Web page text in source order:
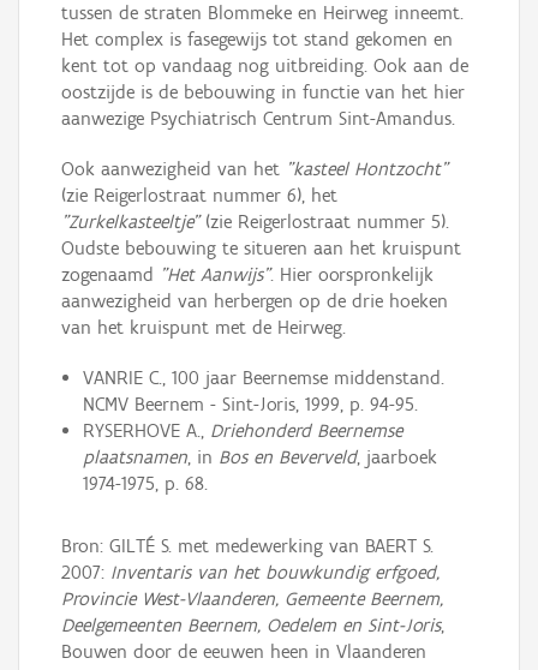
tussen de straten Blommeke en Heirweg inneemt.
Het complex is fasegewijs tot stand gekomen en
kent tot op vandaag nog uitbreiding. Ook aan de
oostzijde is de bebouwing in functie van het hier
aanwezige Psychiatrisch Centrum Sint-Amandus.
Ook aanwezigheid van het "kasteel Hontzocht"
(zie Reigerlostraat nummer 6), het
"Zurkelkasteeltje"(zie Reigerlostraat nummer 5).
Oudste bebouwing te situeren aan het kruispunt
zogenaamd "Het Aanwijs". Hier oorspronkelijk
aanwezigheid van herbergen op de drie hoeken
van het kruispunt met de Heirweg.
VANRIE C., 100 jaar Beernemse middenstand.
NCMV Beernem - Sint-Joris, 1999, p. 94-95.
RYSERHOVE A., Driehonderd Beernemse
plaatsnamen, in Bos en Beverveld, jaarboek
1974-1975, p. 68.
Bron: GILTÉ S. met medewerking van BAERT S.
2007: Inventaris van het bouwkundig erfgoed,
Provincie West-Vlaanderen, Gemeente Beernem,
Deelgemeenten Beernem, Oedelem en Sint-Joris,
Bouwen door de eeuwen heen in Vlaanderen